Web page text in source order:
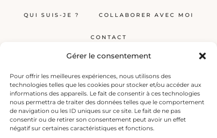
Gérer le consentement
Pour offrir les meilleures expériences, nous utilisons des
technologies telles que les cookies pour stocker et/ou accéder aux
informations des appareils. Le fait de consentir à ces technologies
nous permettra de traiter des données telles que le comportement
de navigation ou les ID uniques sur ce site. Le fait de ne pas
consentir ou de retirer son consentement peut avoir un effet
négatif sur certaines caractéristiques et fonctions.
QUI SUIS-JE ? COLLABORER AVEC MOI
CONTACT
Globerêveur, le blog pour les passionnés de voyage, propose des récits
inspirants, des guides et des conseils pratiques pour planifier vos
prochaines escapades, qu’elles soient lointaines ou à deux pas de chez